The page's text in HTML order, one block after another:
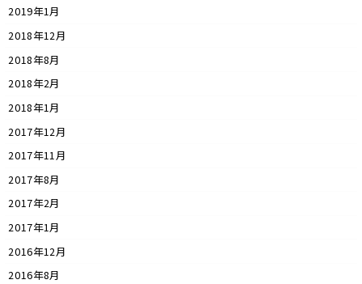
2019年1月
2018年12月
2018年8月
2018年2月
2018年1月
2017年12月
2017年11月
2017年8月
2017年2月
2017年1月
2016年12月
2016年8月